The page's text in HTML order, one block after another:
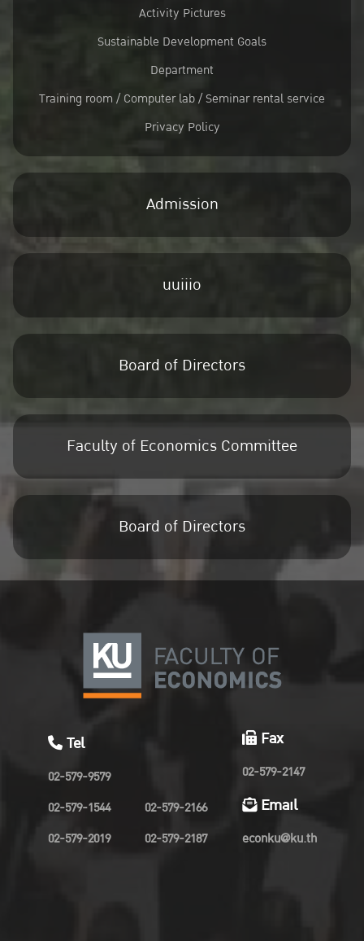
Activity Pictures
Sustainable Development Goals
Department
Training room / Computer lab / Seminar rental service
Privacy Policy
Admission
uuiiio
Board of Directors
Faculty of Economics Committee
Board of Directors
Tel
02-579-9579
02-579-1544
02-579-2019
02-579-2166
02-579-2187
Fax
02-579-2147
Email
econku@ku.th